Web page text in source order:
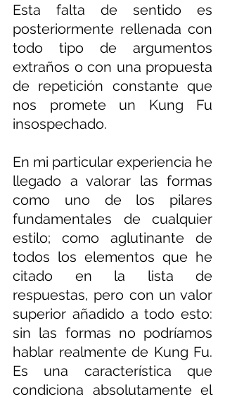
Esta falta de sentido es
posteriormente rellenada con
todo tipo de argumentos
extraños o con una propuesta
de repetición constante que
nos promete un Kung Fu
insospechado.
En mi particular experiencia he
llegado a valorar las formas
como uno de los pilares
fundamentales de cualquier
estilo; como aglutinante de
todos los elementos que he
citado en la lista de
respuestas, pero con un valor
superior añadido a todo esto:
sin las formas no podríamos
hablar realmente de Kung Fu.
Es una característica que
condiciona absolutamente el